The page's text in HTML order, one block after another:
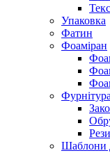
Упаковка
Фатин
Фоаміран
Фурнітура
Шаблони